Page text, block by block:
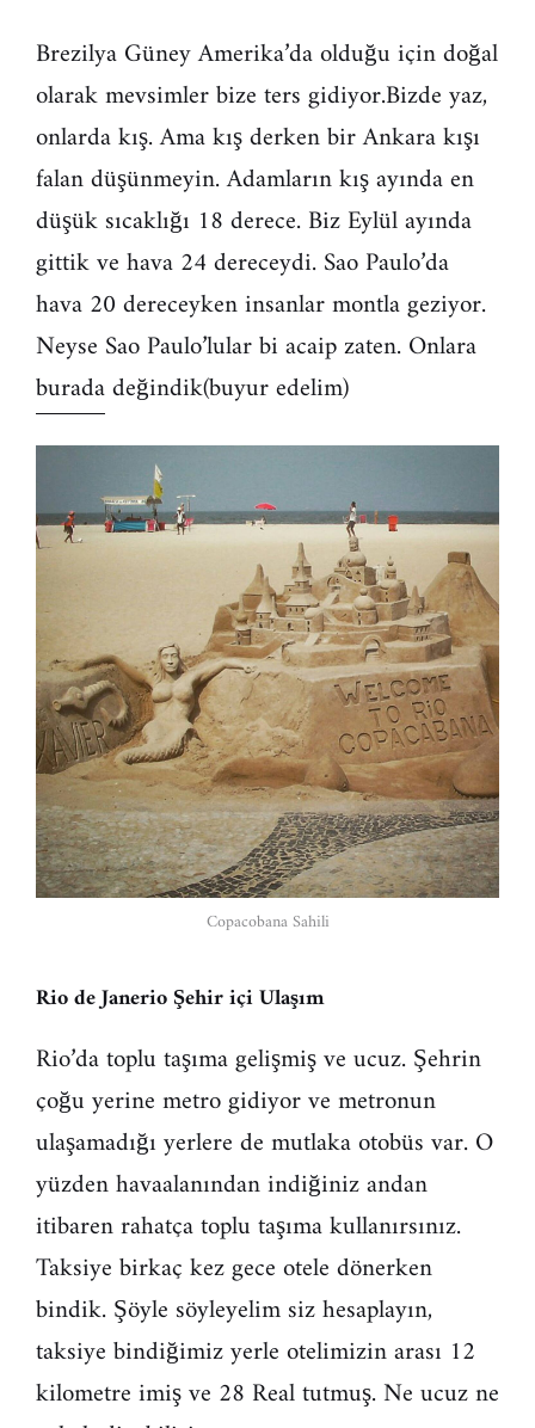
Brezilya Güney Amerika’da olduğu için doğal
olarak mevsimler bize ters gidiyor.Bizde yaz,
onlarda kış. Ama kış derken bir Ankara kışı
falan düşünmeyin. Adamların kış ayında en
düşük sıcaklığı 18 derece. Biz Eylül ayında
gittik ve hava 24 dereceydi. Sao Paulo’da
hava 20 dereceyken insanlar montla geziyor.
Neyse Sao Paulo’lular bi acaip zaten. Onlara
buradadeğindik(buyur edelim)
Copacobana Sahili
Rio de Janerio Şehir içi Ulaşım
Rio’da toplu taşıma gelişmiş ve ucuz. Şehrin
çoğu yerine metro gidiyor ve metronun
ulaşamadığı yerlere de mutlaka otobüs var. O
yüzden havaalanından indiğiniz andan
itibaren rahatça toplu taşıma kullanırsınız.
Taksiye birkaç kez gece otele dönerken
bindik. Şöyle söyleyelim siz hesaplayın,
taksiye bindiğimiz yerle otelimizin arası 12
kilometre imiş ve 28 Real tutmuş. Ne ucuz ne